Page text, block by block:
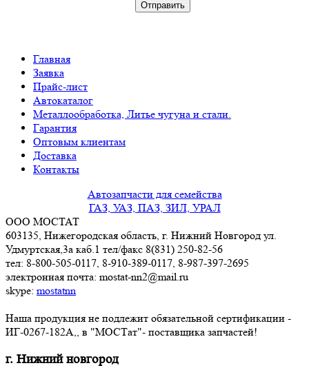
Главная
Заявка
Прайс-лист
Автокаталог
Металлообработка, Литье чугуна и стали.
Гарантия
Оптовым клиентам
Доставка
Контакты
Автозапчасти для семейства
ГАЗ, УАЗ, ПАЗ, ЗИЛ, УРАЛ
ООО МОСТАТ
603135, Нижегородская область, г. Нижний Новгород ул.
Удмуртская,3a каб.1 тел/факс 8(831) 250-82-56
тел: 8-800-505-0117, 8-910-389-0117, 8-987-397-2695
электронная почта: mostat-nn2@mail.ru
skype: mostatnn
Наша продукция не подлежит обязательной сертификации -
ИГ-0267-182А,, в "МОСТат"- поставщика запчастей!
г. Нижний новгород